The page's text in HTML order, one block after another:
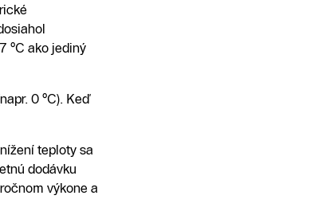
°C ako jediný
0 °C). Keď
teploty sa
dodávku
výkone a